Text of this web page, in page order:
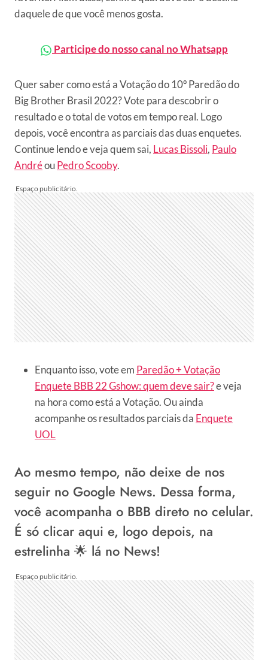
daquele de que você menos gosta.
Participe do nosso canal no Whatsapp
Quer saber como está a Votação do 10º Paredão do
Big Brother Brasil 2022? Vote para descobrir o
resultado e o total de votos em tempo real. Logo
depois, você encontra as parciais das duas enquetes.
Continue lendo e veja quem sai, Lucas Bissoli, Paulo
AndréouPedro Scooby.
Enquanto isso, vote em Paredão + Votação
Enquete BBB 22 Gshow: quem deve sair?e veja
na hora como está a Votação. Ou ainda
acompanhe os resultados parciais da Enquete
UOL
Ao mesmo tempo, não deixe de nos
seguir no Google News. Dessa forma,
você acompanha o BBB direto no celular.
É só clicar aqui e, logo depois, na
estrelinha 🌟 lá no News!